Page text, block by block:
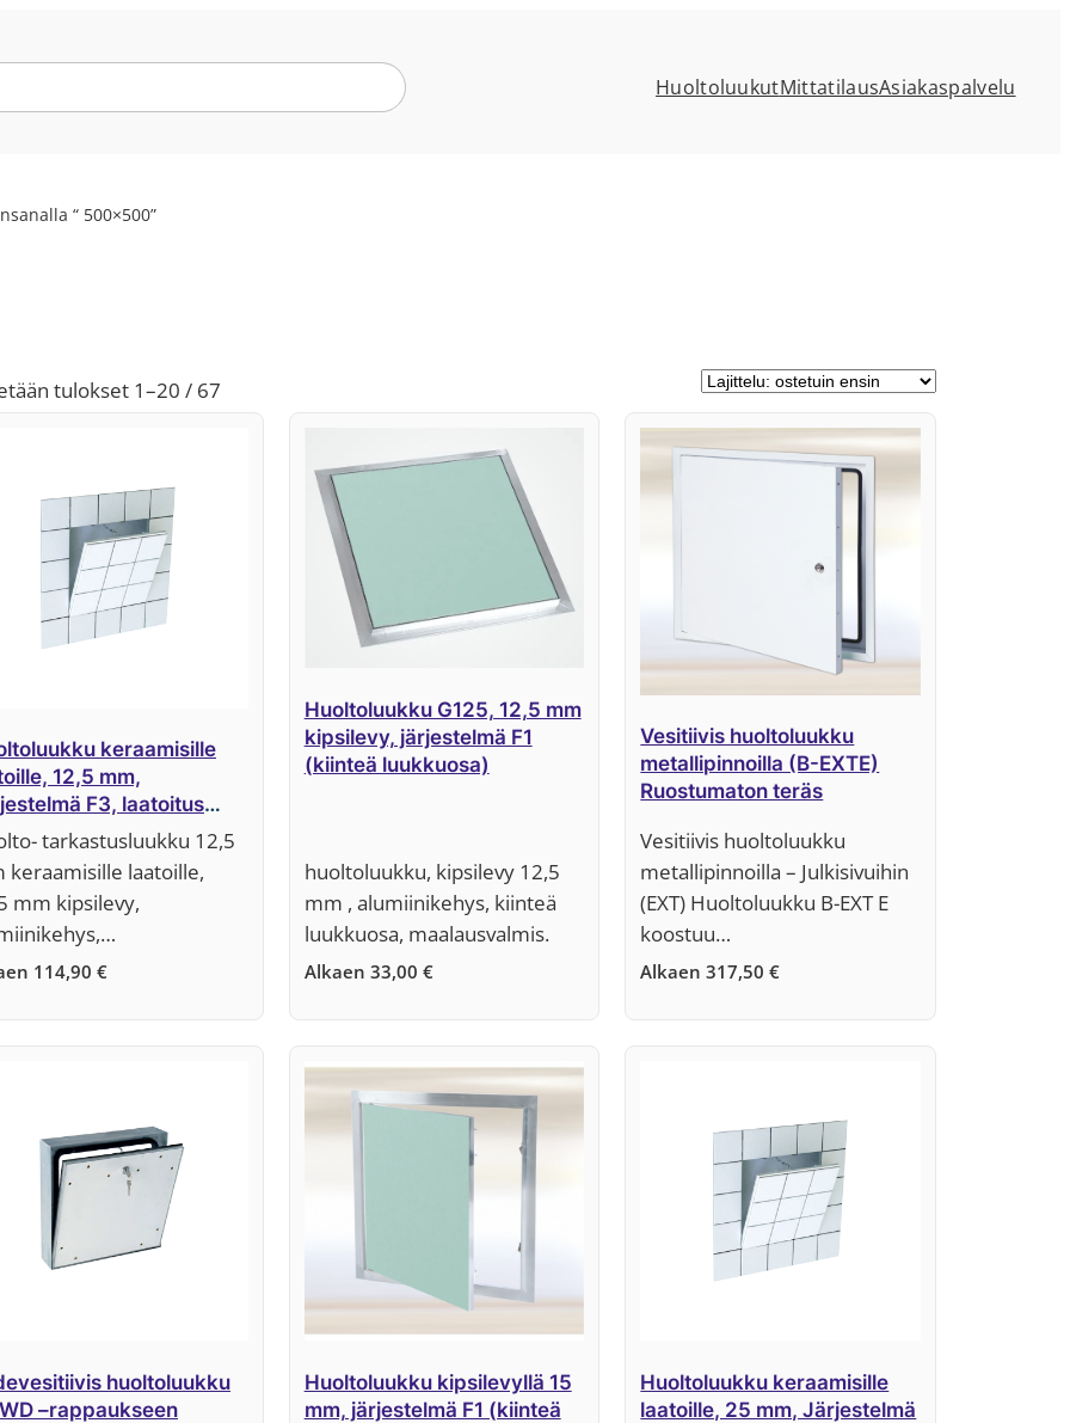
HuoltoluukutMittatilausAsiakaspalvelu
“ 500×500”
tulokset 1–20 / 67
keraamisille
12,5 mm,
F3, laatoitus
tarkastusluukku 12,5
keraamisille laatoille,
mm kipsilevy,
114,90 €
Huoltoluukku G125, 12,5 mm
kipsilevy, järjestelmä F1
(kiinteä luukkuosa)
huoltoluukku, kipsilevy 12,5
mm , alumiinikehys, kiinteä
luukkuosa, maalausvalmis.
Alkaen 33,00 €
Vesitiivis huoltoluukku
metallipinnoilla (B-EXTE)
Ruostumaton teräs
Vesitiivis huoltoluukku
metallipinnoilla – Julkisivuihin
(EXT) Huoltoluukku B-EXT E
koostuu…
Alkaen317,50€
huoltoluukku
–rappaukseen
Huoltoluukku kipsilevyllä 15
mm, järjestelmä F1 (kiinteä
Huoltoluukku keraamisille
laatoille, 25 mm, Järjestelmä